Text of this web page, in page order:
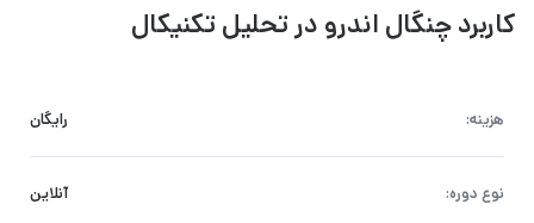
کاربرد چنگال اندرو در تحلیل تکنیکال
هزینه: رایگان
نوع دوره: آنلاین